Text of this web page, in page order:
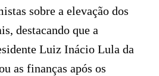
sobre a elevação dos
destacando que a
Luiz Inácio Lula da
as finanças após os